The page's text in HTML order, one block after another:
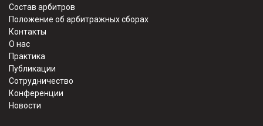
Состав арбитров
Положение об арбитражных сборах
Контакты
О нас
Практика
Публикации
Сотрудничество
Конференции
Новости